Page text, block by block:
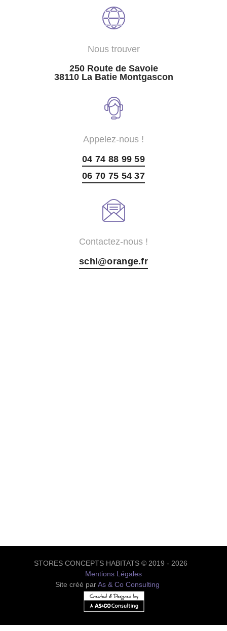
Nous trouver
250 Route de Savoie
38110 La Batie Montgascon
Appelez-nous !
04 74 88 99 59
06 70 75 54 37
Contactez-nous !
schl@orange.fr
STORES CONCEPTS HABITATS © 2019 - 2026
Mentions Légales
Site créé parAs & Co Consulting